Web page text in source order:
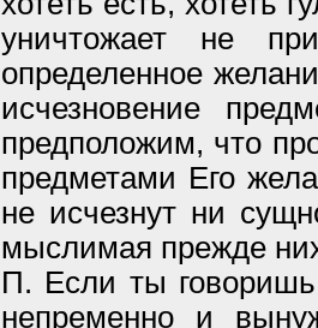
уничтожает не
определенное
исчезновение
предположим, что
предметами Его
не исчезнут ни
мыслимая прежде
П. Если ты
непременно и